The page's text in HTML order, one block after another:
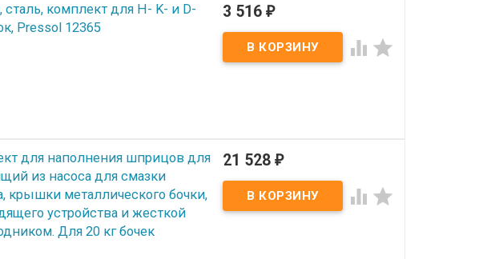
комплект для H- K- и D-
Pressol 12365
3 516₽
 
для наполнения шприцов для
из насоса для смазки
крышки металлического бочки,
устройства и жесткой
Для 20 кг бочек
21 528₽
 